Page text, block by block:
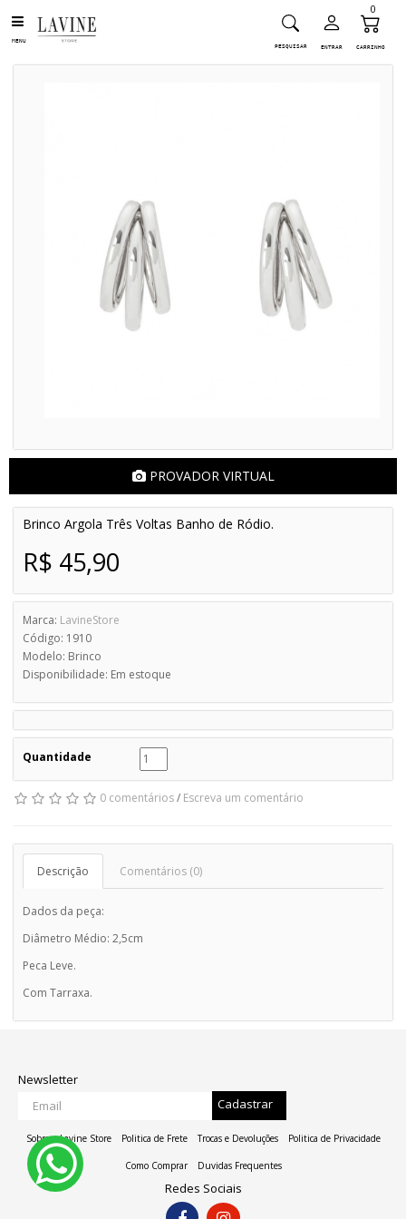
MENU
PESQUISAR ENTRAR CARRINHO
0
PROVADOR VIRTUAL
Brinco Argola Três Voltas Banho de Ródio.
R$ 45,90
Marca: LavineStore
Código: 1910
Modelo: Brinco
Disponibilidade: Em estoque
Quantidade
0 comentários/ Escreva um comentário
Descrição Comentários (0)
Dados da peça:
Diâmetro Médio: 2,5cm
Peca Leve.
Com Tarraxa.
Newsletter
Cadastrar
Sobre a Lavine Store Politica de Frete Trocas e Devoluções Politica de Privacidade
Como Comprar Duvidas Frequentes
Redes Sociais